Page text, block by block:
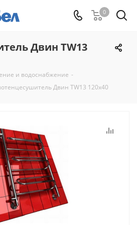
0
Двин TW13
и водоснабжение -
Двин TW13 120x40